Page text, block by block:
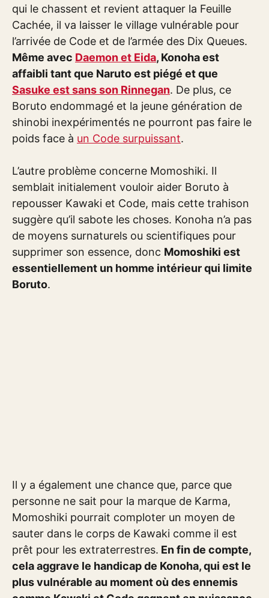
qui le chassent et revient attaquer la Feuille
Cachée, il va laisser le village vulnérable pour
l’arrivée de Code et de l’armée des Dix Queues.
Même avec Daemon et Eida, Konoha est
affaibli tant que Naruto est piégé et que
Sasuke est sans son Rinnegan. De plus, ce
Boruto endommagé et la jeune génération de
shinobi inexpérimentés ne pourront pas faire le
poids face à un Code surpuissant.
L’autre problème concerne Momoshiki. Il
semblait initialement vouloir aider Boruto à
repousser Kawaki et Code, mais cette trahison
suggère qu’il sabote les choses. Konoha n’a pas
de moyens surnaturels ou scientifiques pour
supprimer son essence, donc Momoshiki est
essentiellement un homme intérieur qui limite
Boruto.
Il y a également une chance que, parce que
personne ne sait pour la marque de Karma,
Momoshiki pourrait comploter un moyen de
sauter dans le corps de Kawaki comme il est
prêt pour les extraterrestres. En fin de compte,
cela aggrave le handicap de Konoha, qui est le
plus vulnérable au moment où des ennemis